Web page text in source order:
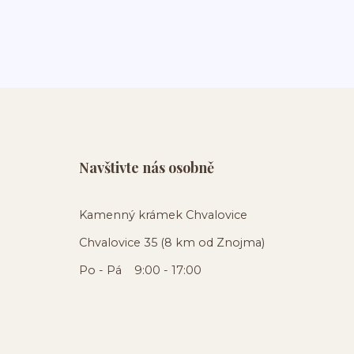
Navštivte nás osobně
Kamenný krámek Chvalovice
Chvalovice 35 (8 km od Znojma)
Po - Pá 9:00 - 17:00